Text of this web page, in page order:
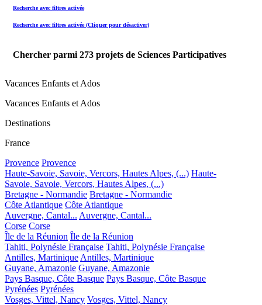
Recherche avec filtres activée
Recherche avec filtres activée (Cliquer pour désactiver)
Chercher parmi 273 projets de Sciences Participatives
Vacances Enfants et Ados
Vacances Enfants et Ados
Destinations
France
Provence Provence
Haute-Savoie, Savoie, Vercors, Hautes Alpes, (...) Haute-
Savoie, Savoie, Vercors, Hautes Alpes, (...)
Bretagne - Normandie Bretagne - Normandie
Côte Atlantique Côte Atlantique
Auvergne, Cantal... Auvergne, Cantal...
Corse Corse
Île de la Réunion Île de la Réunion
Tahiti, Polynésie Française Tahiti, Polynésie Française
Antilles, Martinique Antilles, Martinique
Guyane, Amazonie Guyane, Amazonie
Pays Basque, Côte Basque Pays Basque, Côte Basque
Pyrénées Pyrénées
Vosges, Vittel, Nancy Vosges, Vittel, Nancy